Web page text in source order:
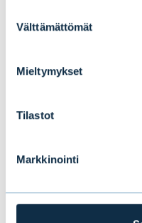
valinta
Välttämättömät
Mieltymykset
Tilastot
Markkinointi
Evlin
vuosipuoliskolla